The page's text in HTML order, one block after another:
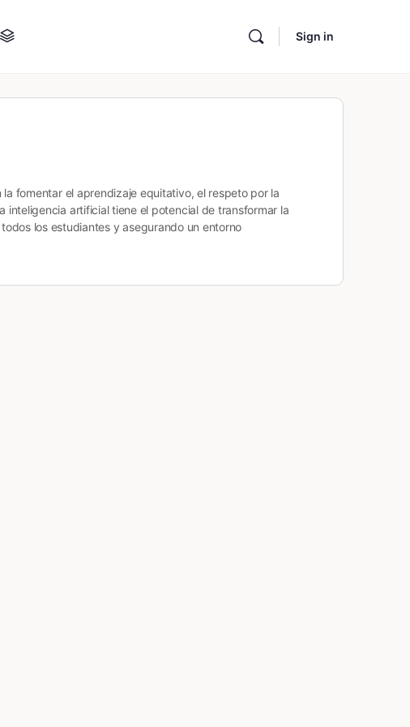
Sign in
fomentar el aprendizaje equitativo, el respeto por la
artificial tiene el potencial de transformar la
los estudiantes y asegurando un entorno